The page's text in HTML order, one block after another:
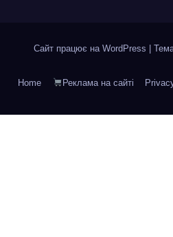
Сайт працює на WordPress |
Home Реклама на сайті